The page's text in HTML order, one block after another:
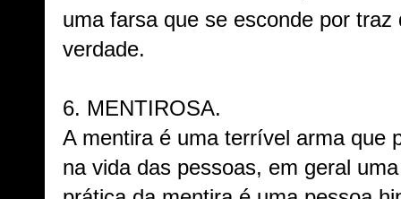
uma farsa que se esconde por
verdade.
6. MENTIROSA.
A mentira é uma terrível arma que
na vida das pessoas, em geral